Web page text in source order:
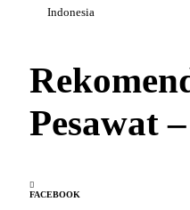
Indonesia
Pesawat
FACEBOOK